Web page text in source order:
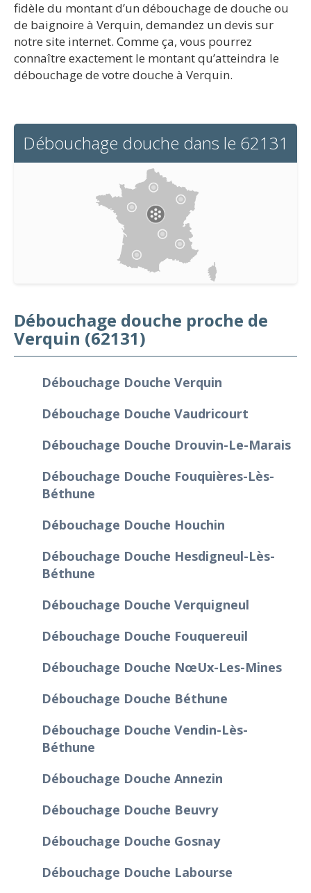
fidèle du montant d’un débouchage de douche ou
de baignoire à Verquin, demandez un devis sur
notre site internet. Comme ça, vous pourrez
connaître exactement le montant qu’atteindra le
débouchage de votre douche à Verquin.
Débouchage douche dans le 62131
Débouchage douche proche de
Verquin (62131)
Débouchage Douche Verquin
Débouchage Douche Vaudricourt
Débouchage Douche Drouvin-Le-Marais
Débouchage Douche Fouquières-Lès-
Béthune
Débouchage Douche Houchin
Débouchage Douche Hesdigneul-Lès-
Béthune
Débouchage Douche Verquigneul
Débouchage Douche Fouquereuil
Débouchage Douche Nœux-Les-Mines
Débouchage Douche Béthune
Débouchage Douche Vendin-Lès-
Béthune
Débouchage Douche Annezin
Débouchage Douche Beuvry
Débouchage Douche Gosnay
Débouchage Douche Labourse